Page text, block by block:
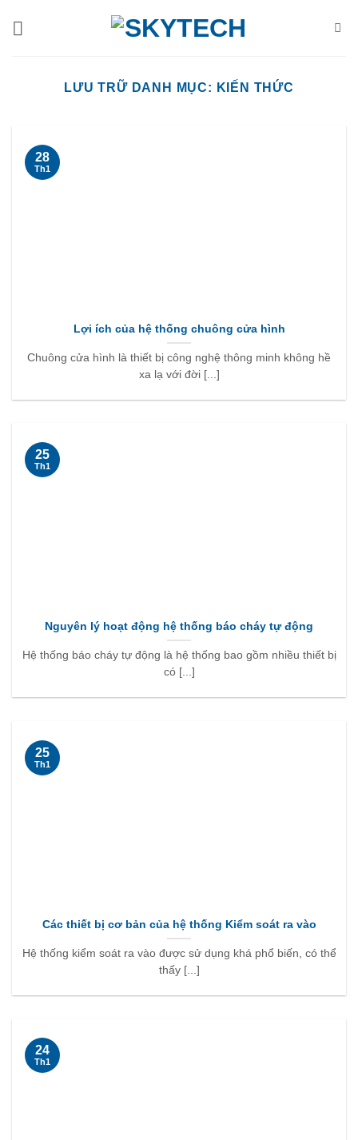
LƯU TRỮ DANH MỤC: KIẾN THỨC
Lợi ích của hệ thống chuông cửa hình
Chuông cửa hình là thiết bị công nghệ thông minh không hề
xa lạ với đời [...]
28
Th1
Nguyên lý hoạt động hệ thống báo cháy tự động
Hệ thống báo cháy tự động là hệ thống bao gồm nhiều thiết bị
có [...]
25
Th1
Các thiết bị cơ bản của hệ thống Kiểm soát ra vào
Hệ thống kiểm soát ra vào được sử dụng khá phổ biến, có thể
thấy [...]
25
Th1
24
Th1